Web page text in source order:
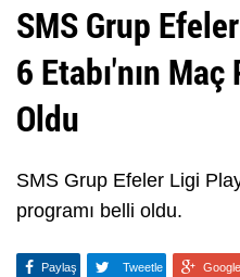
SMS Grup
6 Etabı'nın
Oldu
SMS Grup Efeler Ligi
programı belli oldu.
Paylaş Tweetle Google